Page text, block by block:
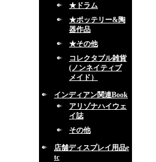
★ドラム
★ポッテリー&陶
器作品
★その他
コレクタブル雑貨
(ノンネイティブ
メイド）
インディアン関連Book
アリゾナハイウェ
イ誌
その他
店舗ディスプレイ用品e
tc